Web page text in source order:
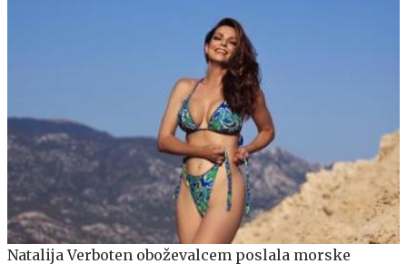
Natalija Verboten oboževalcem poslala morske